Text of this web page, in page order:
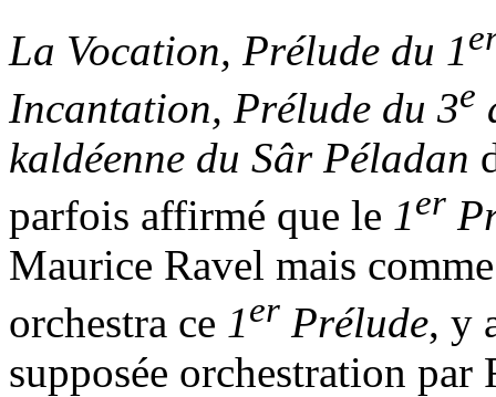
La Vocation, Prélude du 1
Incantation, Prélude du 3e
kaldéenne du Sâr Péladan
parfois affirmé que le 1er
Maurice Ravel mais
orchestra ce 1er Prélude, y
supposée orchestration par